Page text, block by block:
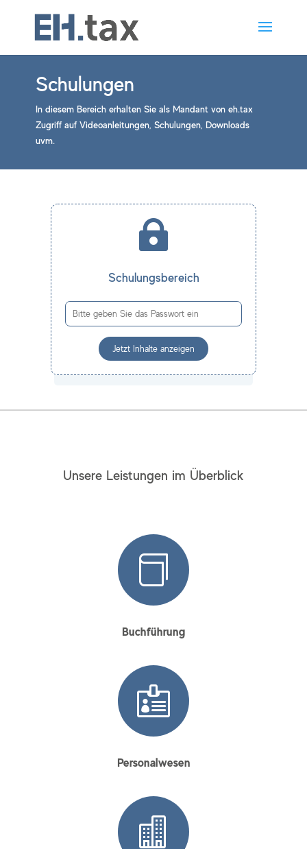
Schulungen
In diesem Bereich erhalten Sie als Mandant von eh.tax
Zugriff auf Videoanleitungen, Schulungen, Downloads
uvm.

Schulungsbereich
Jetzt Inhalte anzeigen
Unsere Leistungen im Überblick

Buchführung

Personalwesen
